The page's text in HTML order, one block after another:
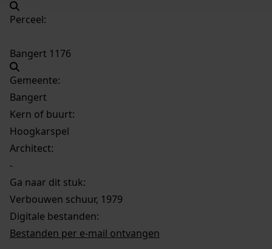
Perceel:
Bangert 1176
Gemeente:
Bangert
Kern of buurt:
Hoogkarspel
Architect:
-
Ga naar dit stuk:
Verbouwen schuur, 1979
Digitale bestanden:
Bestanden per e-mail ontvangen